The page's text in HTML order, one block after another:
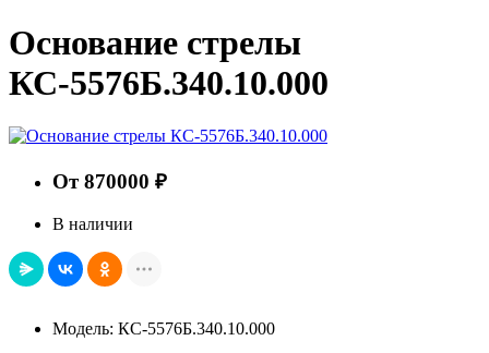
Основание стрелы
КС-5576Б.340.10.000
От 870000 ₽
В наличии
Модель: КС-5576Б.340.10.000